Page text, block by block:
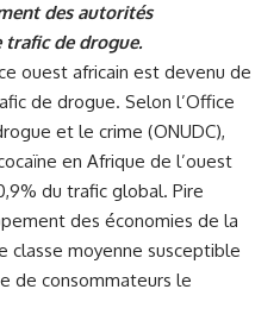
des autorités
trafic de drogue.
ouest africain est devenu de
de drogue. Selon l’Office
et le crime (ONUDC),
en Afrique de l’ouest
du trafic global. Pire
des économies de la
classe moyenne susceptible
de consommateurs le